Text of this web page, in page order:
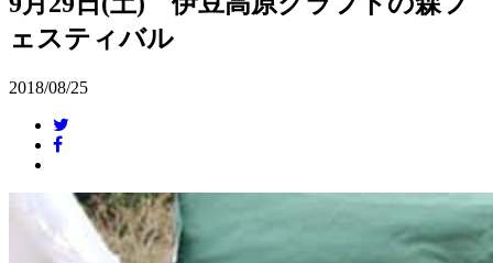
ェスティバル
2018/08/25